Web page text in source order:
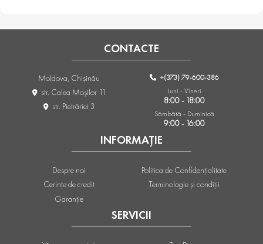
SERVICII
INFORMAȚIE
Despre noi
Cerințe de credit
Garanție
Politica de Confidențialitate
Terminologie și condiții
CONTACTE
Moldova, Chişinău
str. Calea Moşilor 11
str. Pietrăriei 3
+(373) 79-600-386
Luni - Vineri
8:00 - 18:00
Sâmbătă - Duminică
9:00 - 16:00